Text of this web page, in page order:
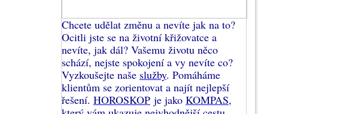
Chcete udělat změnu a nevíte jak na to?
Ocitli jste se na životní křižovatce a
nevíte, jak dál? Vašemu životu něco
schází, nejste spokojení a vy nevíte co?
Vyzkoušejte naše služby. Pomáháme
klientům se zorientovat a najít nejlepší
řešení. HOROSKOP je jako KOMPAS,